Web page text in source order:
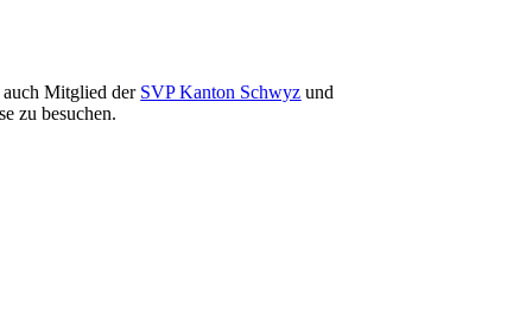
auch Mitglied der SVP Kanton Schwyz und
zu besuchen.